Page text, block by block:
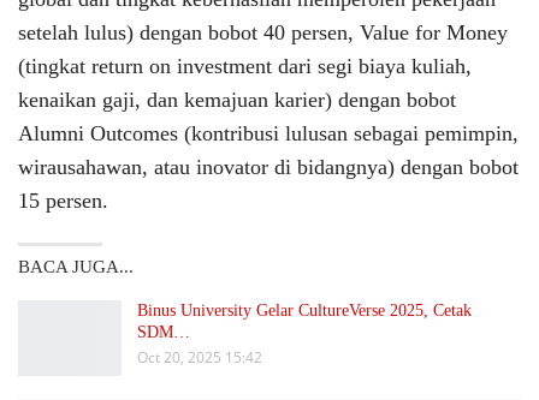
setelah lulus) dengan bobot 40 persen, Value for Money
(tingkat return on investment dari segi biaya kuliah,
kenaikan gaji, dan kemajuan karier) dengan bobot
Alumni Outcomes (kontribusi lulusan sebagai pemimpin,
wirausahawan, atau inovator di bidangnya) dengan bobot
15 persen.
BACA JUGA...
Binus University Gelar CultureVerse 2025, Cetak
SDM…
Oct 20, 2025 15:42